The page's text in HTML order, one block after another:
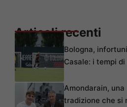
Articoli recenti
Bologna,
Casale: i tempi
Amondarain, una
tradizione che si